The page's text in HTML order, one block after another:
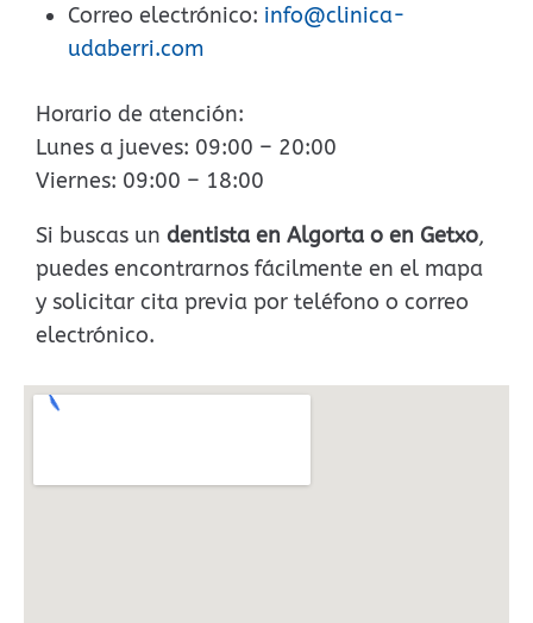
Correo electrónico: info@clinica-
udaberri.com
Horario de atención:
Lunes a jueves: 09:00 – 20:00
Viernes: 09:00 – 18:00
Si buscas un dentista en Algorta o en Getxo,
puedes encontrarnos fácilmente en el mapa
y solicitar cita previa por teléfono o correo
electrónico.